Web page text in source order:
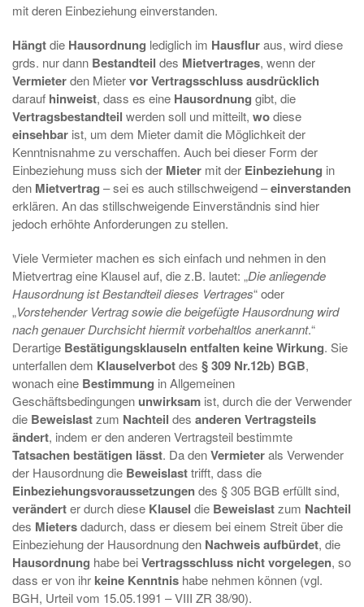
mit deren Einbeziehung einverstanden.
Hängtdie Hausordnung lediglich im Hausfluraus, wird diese
grds. nur dann Bestandteil des Mietvertrages, wenn der
Vermieterden Mietervor Vertragsschlussausdrücklich
darauf hinweist, dass es eine Hausordnung gibt, die
Vertragsbestandteil werden soll und mitteilt, wodiese
einsehbar ist, um dem Mieter damit die Möglichkeit der
Kenntnisnahme zu verschaffen. Auch bei dieser Form der
Einbeziehung muss sich der Mieter mit der Einbeziehung in
den Mietvertrag – sei es auch stillschweigend –einverstanden
erklären. An das stillschweigende Einverständnis sind hier
jedoch erhöhte Anforderungen zu stellen.
Viele Vermieter machen es sich einfach und nehmen in den
Mietvertrag eine Klausel auf, die z.B. lautet: „Die anliegende
Hausordnung ist Bestandteil dieses Vertrages“ oder
„Vorstehender Vertrag sowie die beigefügte Hausordnung wird
nach genauer Durchsicht hiermit vorbehaltlos anerkannt.“
Derartige Bestätigungsklauseln entfalten keine Wirkung. Sie
unterfallen dem Klauselverbotdes § 309 Nr.12b) BGB,
wonach eine Bestimmung in Allgemeinen
Geschäftsbedingungen unwirksam ist, durch die der Verwender
die Beweislastzum Nachteil des anderen Vertragsteils
ändert, indem er den anderen Vertragsteil bestimmte
Tatsachen bestätigen lässt. Da denVermieterals Verwender
der Hausordnung die Beweislasttrifft, dass die
Einbeziehungsvoraussetzungendes § 305 BGB erfüllt sind,
veränderter durch diese Klausel die Beweislastzum Nachteil
des Mietersdadurch, dass er diesem bei einem Streit über die
Einbeziehung der Hausordnung den Nachweis aufbürdet, die
Hausordnung habe beiVertragsschluss nicht vorgelegen, so
dass er von ihr keine Kenntnis habe nehmen können (vgl.
BGH, Urteil vom 15.05.1991 – VIII ZR 38/90).